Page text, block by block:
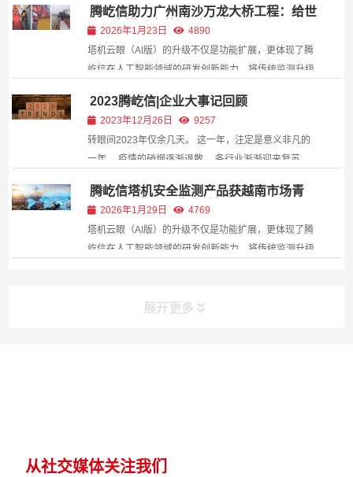
筑施工工程机械设备（包括升降机、挖掘、起重、装
载、混凝土搅拌、推土机等设备）。 政策鼓励更新购...
腾屹信助力广州南沙万龙大桥工程：给世
界最大塔吊安装“上帝视角”
2026年1月23日
4890
塔机云眼（AI版）的升级不仅是功能扩展，更体现了腾
屹信在人工智能领域的研发创新能力。将传统监测升级
低人为失误风险，提升作业安全性。
2023腾屹信|企业大事记回顾
2023年12月26日
9257
转眼间2023年仅余几天。 这一年，注定是意义非凡的
一年， 疫情的硝烟逐渐退散， 各行业渐渐迎来复苏。
与突破 不断升级功能拓展服务， 攻克项目难题， 为客
户提供专业稳定的服务支持， 这些...
腾屹信塔机安全监测产品获越南市场青
睐，国际化进程稳步前行
2026年1月29日
4769
塔机云眼（AI版）的升级不仅是功能扩展，更体现了腾
屹信在人工智能领域的研发创新能力。将传统监测升级
展开更多
从社交媒体关注我们